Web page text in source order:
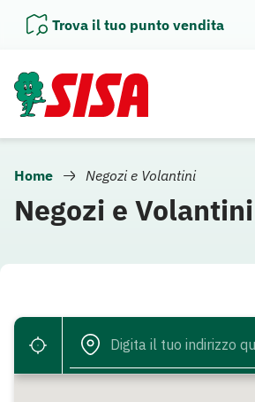
Trova il tuo punto vendita
Home Negozi e Volantini
Negozi e Volantini